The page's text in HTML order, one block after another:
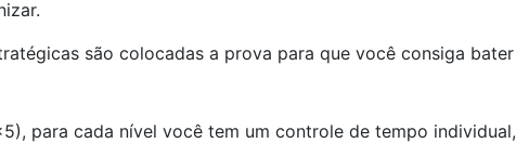
são colocadas a prova para que você consiga bater
para cada nível você tem um controle de tempo individual,